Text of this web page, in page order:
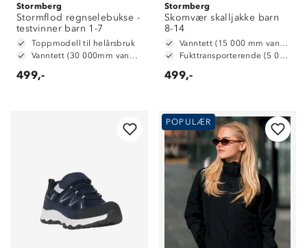
Stormberg
Stormflod regnselebukse -
testvinner barn 1-7
Toppmodell til helårsbruk
Vanntett (30 000mm vannsøyle)
499,-
Stormberg
Skomvær skalljakke barn
8-14
Vanntett (15 000 mm vannsøyle)
Fukttransporterende (5 000 g/ m2/ 24t)
499,-
POPULÆR